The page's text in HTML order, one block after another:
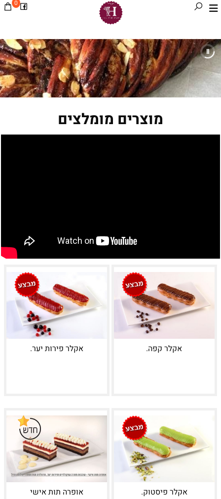
0
מוצרים מומלצים
אקלר קפה. אקלר פירות יער.
אקלר פיסטוק. אופרה תות אישי